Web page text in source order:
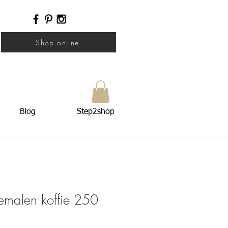
Shop online
Blog Step2shop
koffie 250